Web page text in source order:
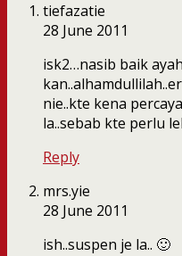
tiefazatie
28 June 2011
isk2…nasib baik
nie..kte kena
la..sebab kte perlu
Reply
mrs.yie
28 June 2011
ish..suspen je la.. 🙂